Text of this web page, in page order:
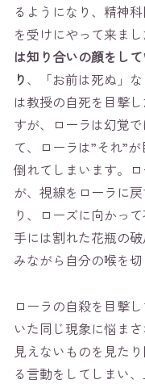
るようになり、精神
を受けにやって来まし
は知り合いの顔をし
り、「お前は死ぬ」
は教授の自死を目撃
すが、ローラは幻覚
て、ローラは”それ”
倒れてしまいます。
が、視線をローラに
り、ローズに向かっ
手には割れた花瓶の
みながら自分の喉を
ローラの自殺を目撃
いた同じ現象に悩ま
見えないものを見た
る言動をしてしまい